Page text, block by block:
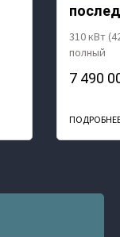
310 кВт
полный
7 490